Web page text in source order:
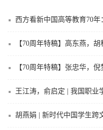
西方看新中国高等教育70
【70周年特稿】高东燕，
【70周年特稿】张忠华，
王江涛，俞启定 | 我国职业
胡燕娟 | 新时代中国学生